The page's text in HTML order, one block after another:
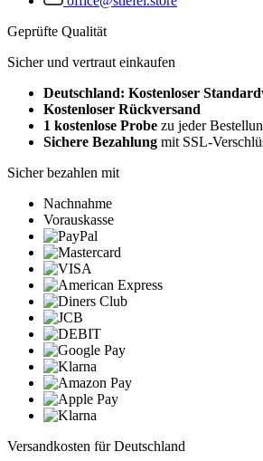
Geprüfte Qualität
Sicher und vertraut einkaufen
Deutschland: Kostenloser
Kostenloser Rückversand
1 kostenlose Probe zu jeder
Sichere Bezahlung mit SSL-
Sicher bezahlen mit
Nachnahme
Vorauskasse
Versandkosten für Deutschland